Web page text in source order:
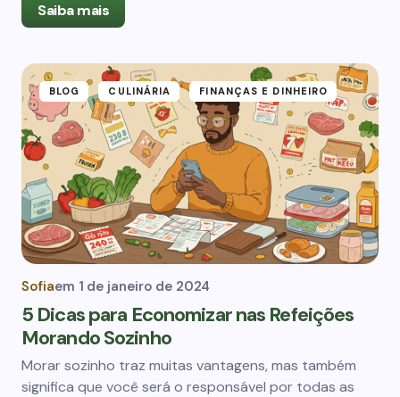
Saiba mais
BLOG CULINÁRIA FINANÇAS E DINHEIRO
Sofiaem 1 de janeiro de 2024
5 Dicas para Economizar nas Refeições
Morando Sozinho
Morar sozinho traz muitas vantagens, mas também
significa que você será o responsável por todas as